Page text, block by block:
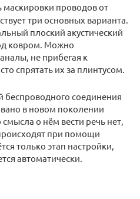
маскировки проводов от
три основных варианта.
плоский акустический
ковром. Можно
не прибегая к
спрятать их за плинтусом.
беспроводного соединения
в новом поколении
о нём вести речь нет,
при помощи
только этап настройки,
автоматически.